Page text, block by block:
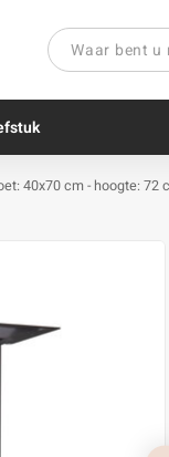
40x70 cm - hoogte: